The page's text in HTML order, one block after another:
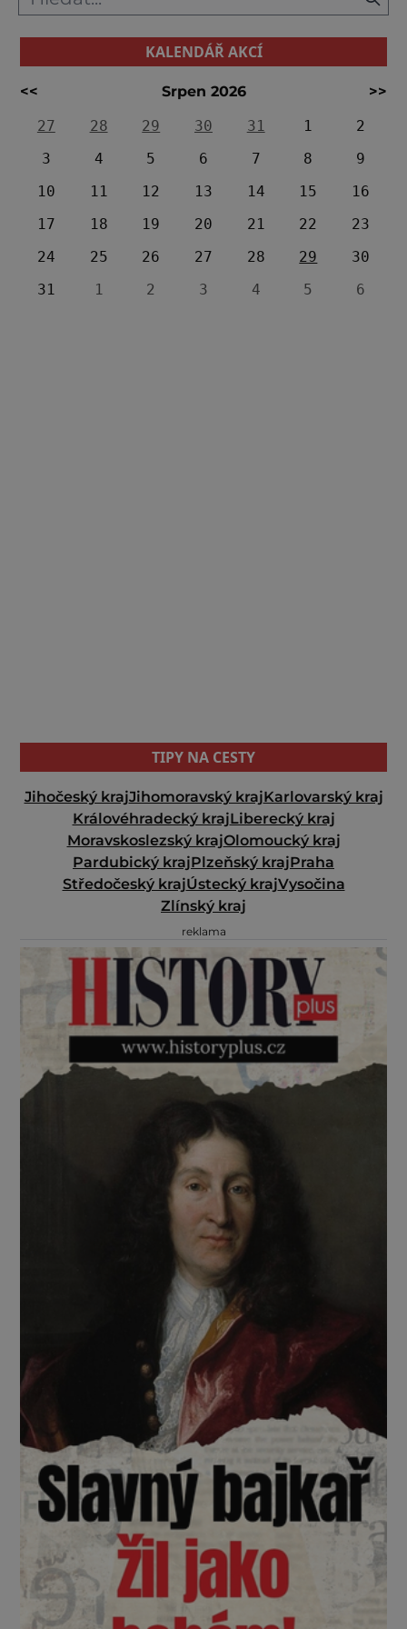
KALENDÁŘ AKCÍ
<< Srpen 2026
>>
27
28 29 30 31 1
2
3
4 5 6 7 8
9
10
11 12 13 14 15
16
17
18 19 20 21 22
23
24
25 26 27 28 29
30
31
1 2 3 4 5 6
TIPY NA CESTY
Jihočeský krajJihomoravský krajKarlovarský kraj
Královéhradecký krajLiberecký kraj
Moravskoslezský krajOlomoucký kraj
Pardubický krajPlzeňský krajPraha
Středočeský krajÚstecký krajVysočina
Zlínský kraj
reklama